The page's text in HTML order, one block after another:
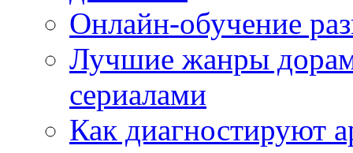
Онлайн-обучение
Лучшие жанры дорам
сериалами
Как диагностируют